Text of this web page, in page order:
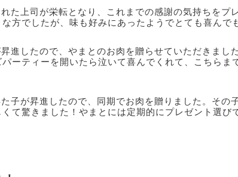
た上司が栄転となり、これまでの感謝の気持ちをプ
方でしたが、味も好みにあったようでとても喜んで
進したので、やまとのお肉を贈らせていただきまし
ーティーを開いたら泣いて喜んでくれて、こちらま
子が昇進したので、同期でお肉を贈りました。その
て驚きました！やまとには定期的にプレゼント選び